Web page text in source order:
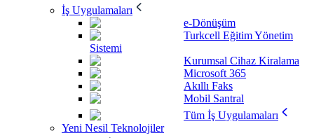
İş Uygulamaları
e-Dönüşüm
Turkcell Eğitim Yönetim
Sistemi
Kurumsal Cihaz Kiralama
Microsoft 365
Akıllı Faks
Mobil Santral
Tüm İş Uygulamaları
Yeni Nesil Teknolojiler